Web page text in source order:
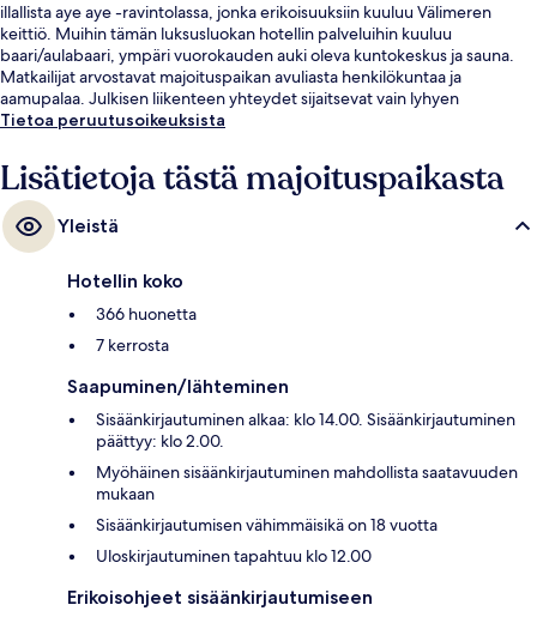
illallista aye aye -ravintolassa, jonka erikoisuuksiin kuuluu Välimeren
keittiö. Muihin tämän luksusluokan hotellin palveluihin kuuluu
baari/aulabaari, ympäri vuorokauden auki oleva kuntokeskus ja sauna.
Matkailijat arvostavat majoituspaikan avuliasta henkilökuntaa ja
aamupalaa. Julkisen liikenteen yhteydet sijaitsevat vain lyhyen
kävelymatkan päässä: Kongens Nytorvin asema sijaitsee 8 minuutin ja
Tietoa peruutusoikeuksista
Lisätietoja tästä majoituspaikasta
Yleistä
Hotellin koko
366 huonetta
7 kerrosta
Saapuminen/lähteminen
Sisäänkirjautuminen alkaa: klo 14.00. Sisäänkirjautuminen
päättyy: klo 2.00.
Myöhäinen sisäänkirjautuminen mahdollista saatavuuden
mukaan
Sisäänkirjautumisen vähimmäisikä on 18 vuotta
Uloskirjautuminen tapahtuu klo 12.00
Erikoisohjeet sisäänkirjautumiseen